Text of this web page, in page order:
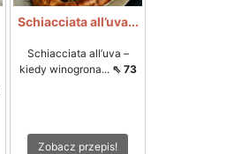
Schiacciata all’uva...
Schiacciata all’uva –
kiedy winogrona... ⇖ 73
Zobacz przepis!